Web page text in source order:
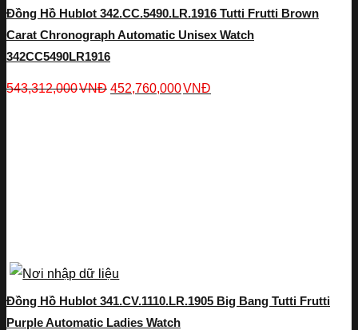
Đồng Hồ Hublot 342.CC.5490.LR.1916 Tutti Frutti Brown
Carat Chronograph Automatic Unisex Watch
342CC5490LR1916
543,312,000VNĐ 452,760,000VNĐ
Đồng Hồ Hublot 341.CV.1110.LR.1905 Big Bang Tutti Frutti
Purple Automatic Ladies Watch